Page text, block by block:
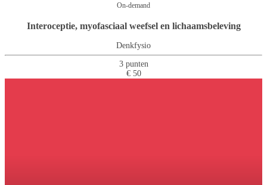
On-demand
Interoceptie, myofasciaal weefsel en lichaamsbeleving
Denkfysio
3 punten
€ 50